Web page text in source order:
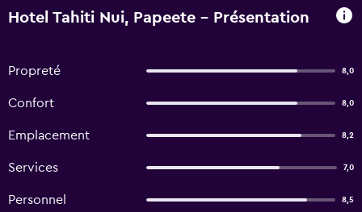
Hotel Tahiti Nui, Papeete - Présentation
Propreté 8,0
Confort 8,0
Emplacement 8,2
Services 7,0
Personnel 8,5